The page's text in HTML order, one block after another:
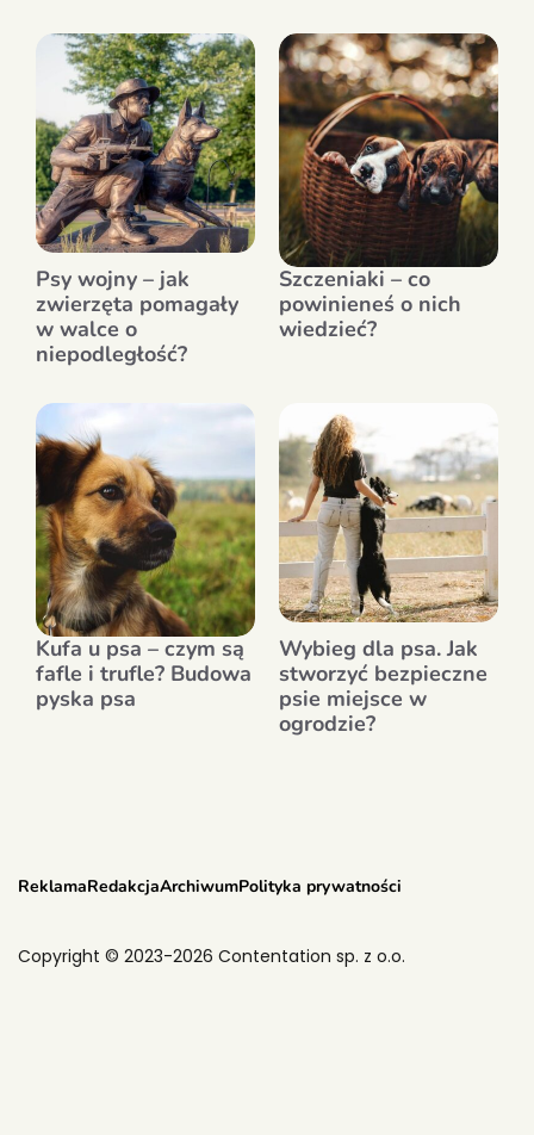
Psy wojny – jak
zwierzęta pomagały
w walce o
niepodległość?
Szczeniaki – co
powinieneś o nich
wiedzieć?
Kufa u psa – czym są
fafle i trufle? Budowa
pyska psa
Wybieg dla psa. Jak
stworzyć bezpieczne
psie miejsce w
ogrodzie?
ReklamaRedakcjaArchiwumPolityka prywatności
Copyright © 2023-2026 Contentation sp. z o.o.